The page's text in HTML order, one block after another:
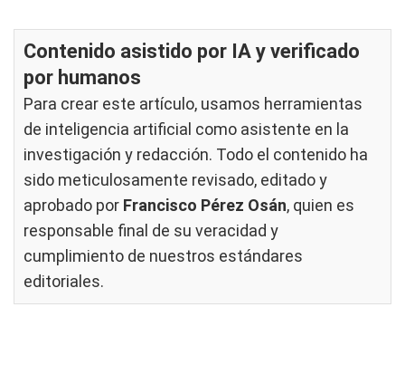
Contenido asistido por IA y verificado
por humanos
Para crear este artículo, usamos herramientas
de inteligencia artificial como asistente en la
investigación y redacción. Todo el contenido ha
sido meticulosamente revisado, editado y
aprobado por Francisco Pérez Osán, quien es
responsable final de su veracidad y
cumplimiento de nuestros estándares
editoriales.